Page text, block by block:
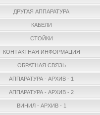
ДРУГАЯ АППАРАТУРА
КАБЕЛИ
СТОЙКИ
КОНТАКТНАЯ ИНФОРМАЦИЯ
ОБРАТНАЯ СВЯЗЬ
АППАРАТУРА - АРХИВ - 1
АППАРАТУРА - АРХИВ - 2
ВИНИЛ - АРХИВ - 1